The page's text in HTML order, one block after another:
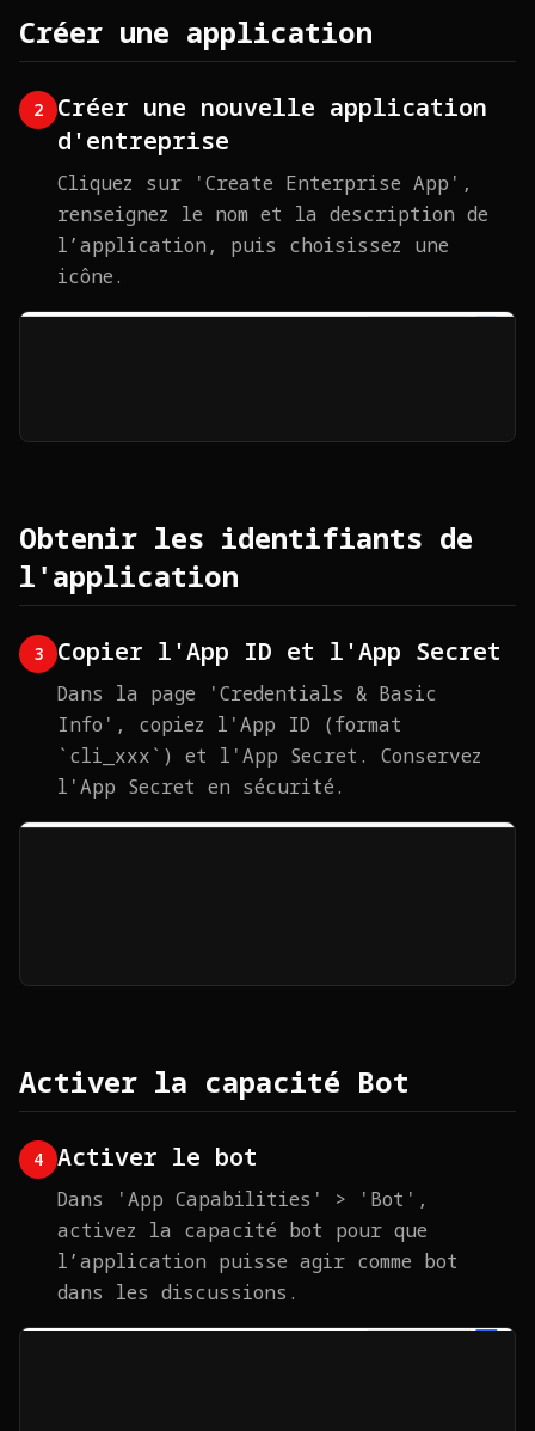
Créer une application
2
Créer une nouvelle application
d'entreprise
Cliquez sur 'Create Enterprise App',
renseignez le nom et la description de
l’application, puis choisissez une
icône.
Obtenir les identifiants de
l'application
3 Copier l'App ID et l'App Secret
Dans la page 'Credentials & Basic
Info', copiez l'App ID (format
`cli_xxx`) et l'App Secret. Conservez
l'App Secret en sécurité.
Activer la capacité Bot
4 Activer le bot
Dans 'App Capabilities' > 'Bot',
activez la capacité bot pour que
l’application puisse agir comme bot
dans les discussions.